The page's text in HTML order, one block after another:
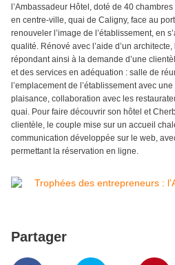
l’Ambassadeur Hôtel, doté de 40
en centre-ville, quai de Caligny, face au
renouveler l’image de l’établissement, en
qualité. Rénové avec l’aide d’un
répondant ainsi à la demande d’une
et des services en adéquation : salle de
l’emplacement de l’établissement avec
plaisance, collaboration avec les
quai. Pour faire découvrir son hôtel et
clientèle, le couple mise sur un accueil
communication développée sur le web,
permettant la réservation en ligne.
Partager